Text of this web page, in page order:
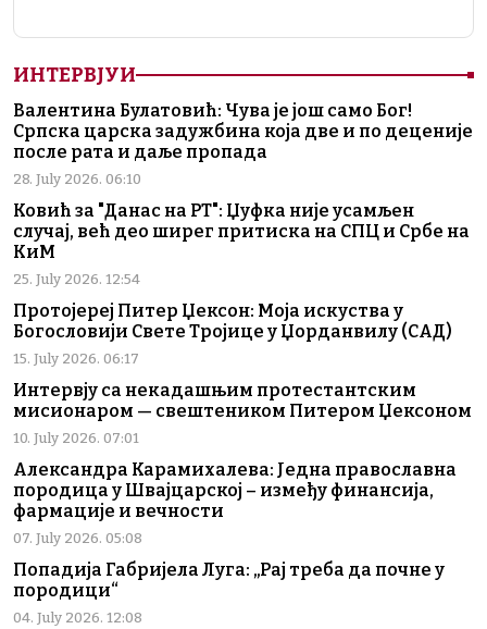
ИНТЕРВЈУИ
Валентина Булатовић: Чува је још само Бог!
Српска царска задужбина која две и по деценије
после рата и даље пропада
28. July 2026. 06:10
Ковић за "Данас на РТ": Џуфка није усамљен
случај, већ део ширег притиска на СПЦ и Србе на
КиМ
25. July 2026. 12:54
Протојереј Питер Џексон: Моја искуства у
Богословији Свете Тројице у Џорданвилу (САД)
15. July 2026. 06:17
Интервју са некадашњим протестантским
мисионаром — свештеником Питером Џексоном
10. July 2026. 07:01
Александра Карамихалева: Једна православна
породица у Швајцарској – између финансија,
фармације и вечности
07. July 2026. 05:08
Попадија Габријела Луга: „Рај треба да почне у
породици“
04. July 2026. 12:08